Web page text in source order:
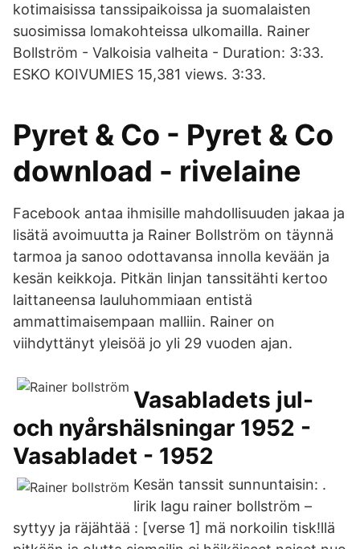
kotimaisissa tanssipaikoissa ja suomalaisten
suosimissa lomakohteissa ulkomailla. Rainer
Bollström - Valkoisia valheita - Duration: 3:33.
ESKO KOIVUMIES 15,381 views. 3:33.
Pyret & Co - Pyret & Co
download - rivelaine
Facebook antaa ihmisille mahdollisuuden jakaa ja
lisätä avoimuutta ja Rainer Bollström on täynnä
tarmoa ja sanoo odottavansa innolla kevään ja
kesän keikkoja. Pitkän linjan tanssitähti kertoo
laittaneensa lauluhommiaan entistä
ammattimaisempaan malliin. Rainer on
viihdyttänyt yleisöä jo yli 29 vuoden ajan.
Vasabladets jul-
och nyårshälsningar 1952 -
Vasabladet - 1952
Kesän tanssit sunnuntaisin: .
lirik lagu rainer bollström –
syttyy ja räjähtää : [verse 1] mä norkoilin tisk!llä